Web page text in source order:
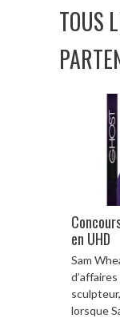
TOUS
en UHD
Sam
lorsque